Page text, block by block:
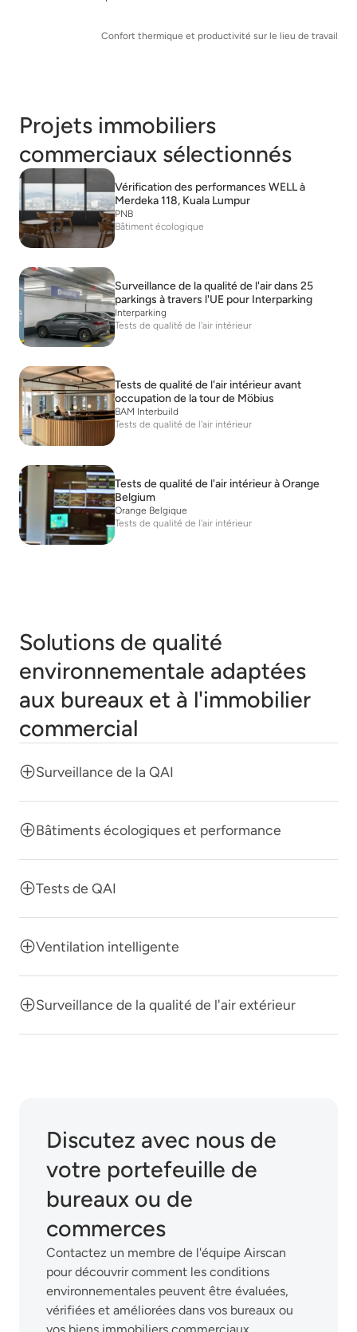
Confort thermique et productivité sur le lieu de travail
Projets immobiliers
commerciaux sélectionnés
Vérification des performances WELL à
Merdeka 118, Kuala Lumpur
PNB
Bâtiment écologique
Surveillance de la qualité de l'air dans 25
parkings à travers l'UE pour Interparking
Interparking
Tests de qualité de l'air intérieur
Tests de qualité de l'air intérieur avant
occupation de la tour de Möbius
BAM Interbuild
Tests de qualité de l'air intérieur
Tests de qualité de l'air intérieur à Orange
Belgium
Orange Belgique
Tests de qualité de l'air intérieur
Solutions de qualité
environnementale adaptées
aux bureaux et à l'immobilier
commercial
Surveillance de la QAI
Bâtiments écologiques et performance
Tests de QAI
Ventilation intelligente
Surveillance de la qualité de l'air extérieur
Discutez avec nous de
votre portefeuille de
bureaux ou de
commerces
Contactez un membre de l'équipe Airscan
pour découvrir comment les conditions
environnementales peuvent être évaluées,
vérifiées et améliorées dans vos bureaux ou
vos biens immobiliers commerciaux.